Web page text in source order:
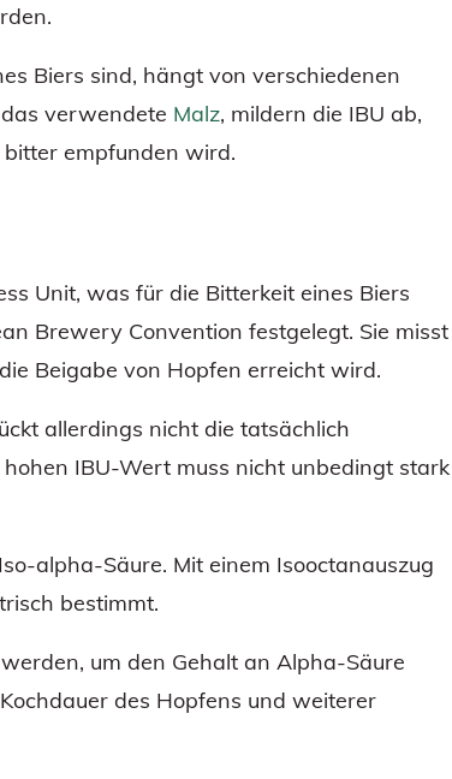
Biers sind, hängt von verschiedenen
verwendete Malz, mildern die IBU ab,
bitter empfunden wird.
Unit, was für die Bitterkeit eines Biers
Brewery Convention festgelegt. Sie misst
Beigabe von Hopfen erreicht wird.
allerdings nicht die tatsächlich
IBU-Wert muss nicht unbedingt stark
alpha-Säure. Mit einem Isooctanauszug
bestimmt.
um den Gehalt an Alpha-Säure
des Hopfens und weiterer